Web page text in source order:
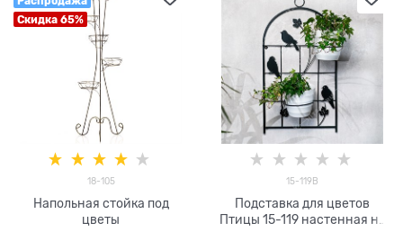
Скидка 65%
18-105
Напольная стойка под
цветы
15-119B
Подставка для цветов
Птицы 15-119 настенная на